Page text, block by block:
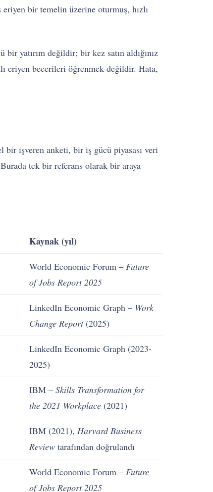
bir temelin üzerine oturmuş, hızlı
yatırım değildir; bir kez satın aldığınız
eriyen becerileri öğrenmek değildir. Hata,
bir işveren anketi, bir iş gücü piyasası veri
tek bir referans olarak bir araya
Kaynak (yıl)
World Economic Forum – Future
of Jobs Report 2025
LinkedIn Economic Graph – Work
Change Report(2025)
LinkedIn Economic Graph (2023-
2025)
IBM – Skills Transformation for
the 2021 Workplace (2021)
IBM (2021), Harvard Business
Review tarafından doğrulandı
World Economic Forum – Future
of Jobs Report 2025